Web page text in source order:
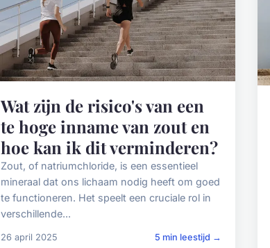
Wat zijn de risico's van een
te hoge inname van zout en
hoe kan ik dit verminderen?
Zout, of natriumchloride, is een essentieel
mineraal dat ons lichaam nodig heeft om goed
te functioneren. Het speelt een cruciale rol in
verschillende...
26 april 2025 5 min leestijd →